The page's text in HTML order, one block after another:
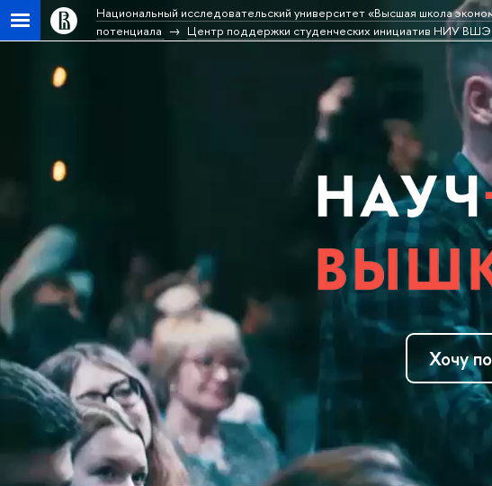
Национальный исследовательский университет «Высшая школа
потенциала
Центр поддержки студенческих инициатив НИУ ВШЭ
Хочу